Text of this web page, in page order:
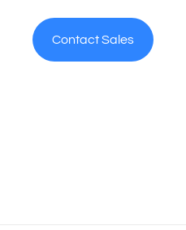
Contact Sales